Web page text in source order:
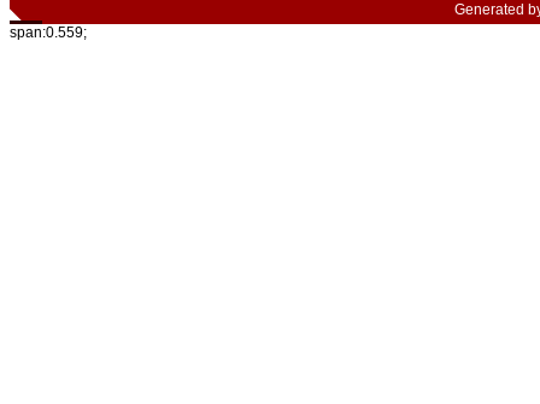
Generated
span:0.559;